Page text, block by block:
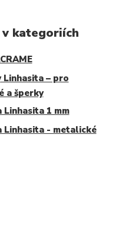
v kategoriích
Linhasita – pro
a šperky
Linhasita 1 mm
Linhasita - metalické